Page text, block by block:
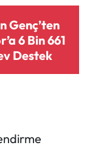
Genç’ten
6 Bin 661
Destek